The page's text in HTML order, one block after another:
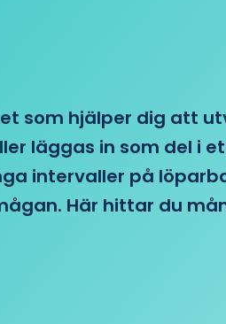
som hjälper dig att
läggas in som del i
intervaller på
Här hittar du